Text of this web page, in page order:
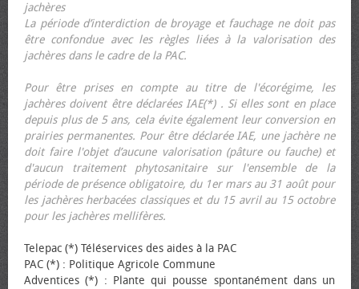
jachères
La période d’interdiction de broyage et fauchage ne doit pas
être confondue avec les règles liées à la valorisation des
jachères dans le cadre de la PAC.
Pour être prises en compte au titre de l'écorégime, les
jachères doivent être déclarées IAE(*) . Si elles sont en place
depuis plus de 5 ans, cela évite également leur conversion en
prairies permanentes. Pour être déclarée IAE, une jachère ne
doit faire l'objet d’aucune valorisation (pâture ou fauche) et
d'aucun traitement phytosanitaire sur l'ensemble de la
période de présence obligatoire, du 1er mars au 31 août pour
les jachères herbacées classiques et du 15 avril au 15 octobre
pour les jachères mellifères.
Telepac (*) Téléservices des aides à la PAC
PAC (*) : Politique Agricole Commune
Adventices (*) : Plante qui pousse spontanément dans un